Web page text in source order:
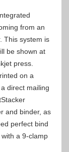
from an
This system is
be shown at
press.
on a
direct mailing
and binder, as
perfect bind
a 9-clamp